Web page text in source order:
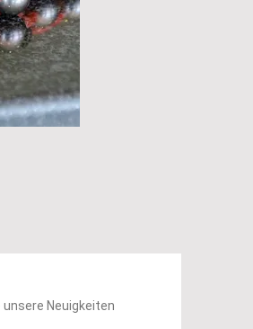
unsere Neuigkeiten